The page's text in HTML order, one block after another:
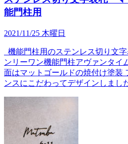
能門柱用
2021/11/25 木曜日
機能門柱用のステンレス切り文
ンリーワン機能門柱アヴァンタイ
面はマットゴールドの焼付け塗装
ンスにこだわってデザインしま